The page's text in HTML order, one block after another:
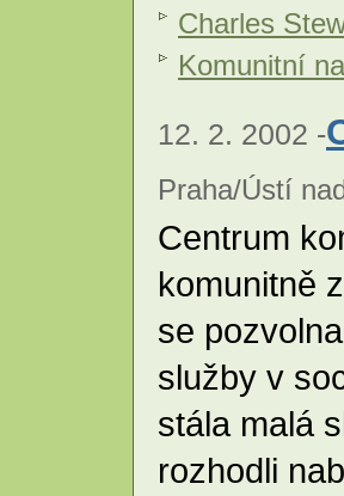
Charles
Komunitní
12. 2. 2002 -
Praha/Ústí
Centrum
komunitně
se
služby v
stála malá
rozhodli